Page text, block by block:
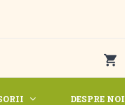
DESPRE NOI